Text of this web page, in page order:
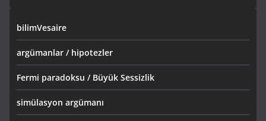
bilimVesaire
argümanlar / hipotezler
Fermi paradoksu / Büyük Sessizlik
simülasyon argümanı